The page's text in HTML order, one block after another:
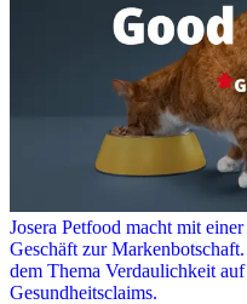
Josera Petfood macht mit
Geschäft zur
dem Thema Verdaulichkeit
Gesundheitsclaims.